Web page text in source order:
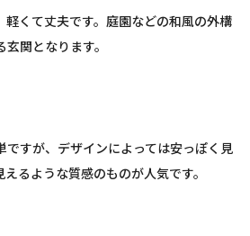
軽くて丈夫です。庭園などの和風の外構
関となります。
ですが、デザインによっては安っぽく見
るような質感のものが人気です。